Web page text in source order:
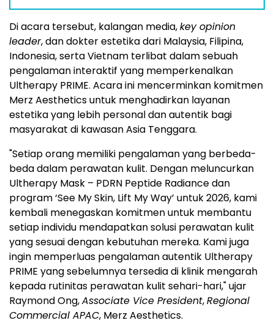
Di acara tersebut, kalangan media,key opinion
leader, dan dokter estetika dari Malaysia, Filipina,
Indonesia, serta Vietnam terlibat dalam sebuah
pengalaman interaktif yang memperkenalkan
Ultherapy PRIME. Acara ini mencerminkan komitmen
Merz Aesthetics untuk menghadirkan layanan
estetika yang lebih personal dan autentik bagi
masyarakat di kawasan Asia Tenggara.
"Setiap orang memiliki pengalaman yang berbeda-
beda dalam perawatan kulit. Dengan meluncurkan
Ultherapy Mask – PDRN Peptide Radiance dan
program ‘See My Skin, Lift My Way’ untuk 2026, kami
kembali menegaskan komitmen untuk membantu
setiap individu mendapatkan solusi perawatan kulit
yang sesuai dengan kebutuhan mereka. Kami juga
ingin memperluas pengalaman autentik Ultherapy
PRIME yang sebelumnya tersedia di klinik mengarah
kepada rutinitas perawatan kulit sehari-hari," ujar
Raymond Ong,Associate Vice President,Regional
Commercial APAC, Merz Aesthetics.